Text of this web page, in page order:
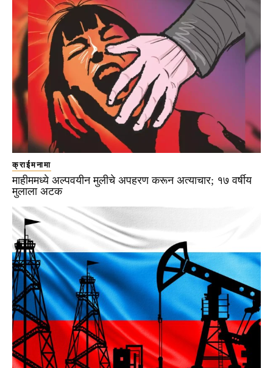
क्राईमनामा
माहीममध्ये अल्पवयीन मुलीचे अपहरण करून अत्याचार; १७ वर्षीय
मुलाला अटक